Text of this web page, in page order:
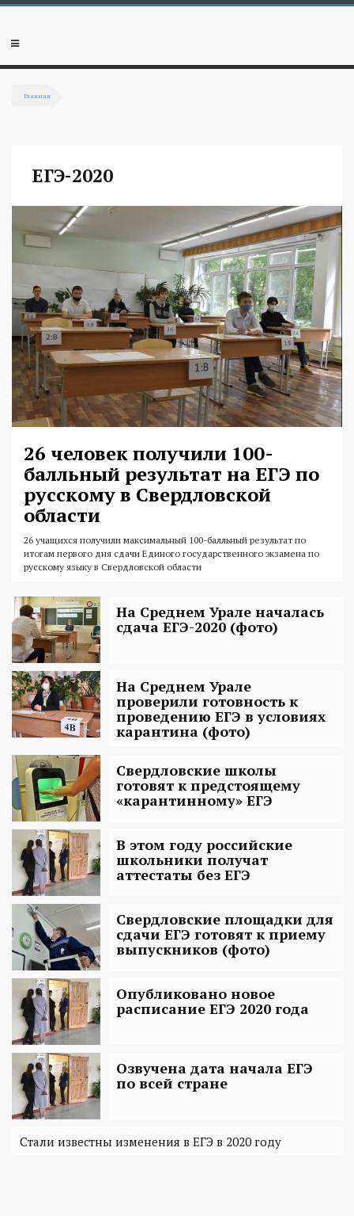
Перейти к основному содержанию
Мобильное
Главная
ЕГЭ-2020
26 человек получили 100-
балльный результат на ЕГЭ по
русскому в Свердловской
области
26 учащихся получили максимальный 100-балльный результат по
итогам первого дня сдачи Единого государственного экзамена по
русскому языку в Свердловской области
На Среднем Урале началась
сдача ЕГЭ-2020 (фото)
На Среднем Урале
проверили готовность к
проведению ЕГЭ в условиях
карантина (фото)
Свердловские школы
готовят к предстоящему
«карантинному» ЕГЭ
В этом году российские
школьники получат
аттестаты без ЕГЭ
Свердловские площадки для
сдачи ЕГЭ готовят к приему
выпускников (фото)
Опубликовано новое
расписание ЕГЭ 2020 года
Озвучена дата начала ЕГЭ
по всей стране
Стали известны изменения в ЕГЭ в 2020 году